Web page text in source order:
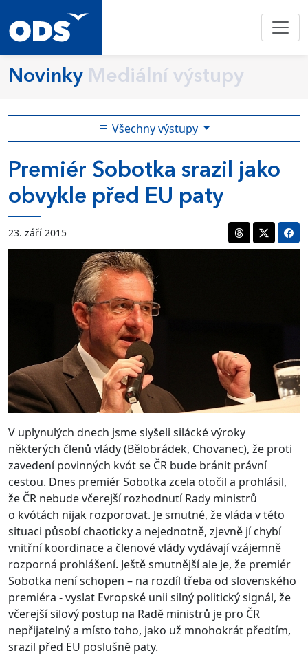
Novinky Mediální výstupy
Všechny výstupy
Premiér Sobotka srazil jako
obvykle před EU paty
23. září 2015
V uplynulých dnech jsme slyšeli silácké výroky
některých členů vlády (Bělobrádek, Chovanec), že proti
zavedení povinných kvót se ČR bude bránit právní
cestou. Dnes premiér Sobotka zcela otočil a prohlásil,
že ČR nebude včerejší rozhodnutí Rady ministrů
o kvótách nijak rozporovat. Je smutné, že vláda v této
situaci působí chaoticky a nejednotně, zjevně jí chybí
vnitřní koordinace a členové vlády vydávají vzájemně
rozporná prohlášení. Ještě smutnější ale je, že premiér
Sobotka není schopen – na rozdíl třeba od slovenského
premiéra - vyslat Evropské unii silný politický signál, že
včerejší silový postup na Radě ministrů je pro ČR
nepřijatelný a místo toho, jako už mnohokrát předtím,
srazil před EU poslušně paty.